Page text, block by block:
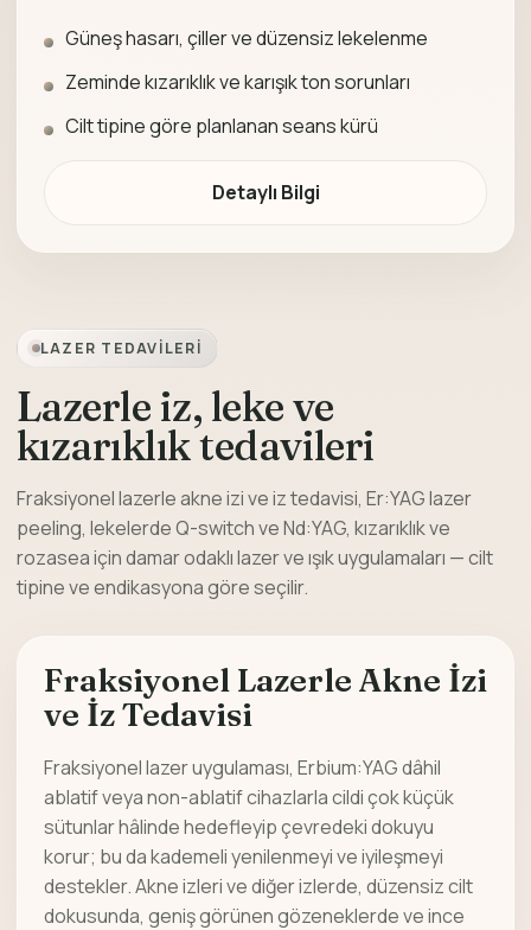
Güneş hasarı, çiller ve düzensiz lekelenme
Zeminde kızarıklık ve karışık ton sorunları
Cilt tipine göre planlanan seans kürü
Detaylı Bilgi
LAZER TEDAVILERI
Lazerle iz, leke ve
kızarıklık tedavileri
Fraksiyonel lazerle akne izi ve iz tedavisi, Er:YAG lazer
peeling, lekelerde Q-switch ve Nd:YAG, kızarıklık ve
rozasea için damar odaklı lazer ve ışık uygulamaları — cilt
tipine ve endikasyona göre seçilir.
Fraksiyonel Lazerle Akne İzi
ve İz Tedavisi
Fraksiyonel lazer uygulaması, Erbium:YAG dâhil
ablatif veya non-ablatif cihazlarla cildi çok küçük
sütunlar hâlinde hedefleyip çevredeki dokuyu
korur; bu da kademeli yenilenmeyi ve iyileşmeyi
destekler. Akne izleri ve diğer izlerde, düzensiz cilt
dokusunda, geniş görünen gözeneklerde ve ince